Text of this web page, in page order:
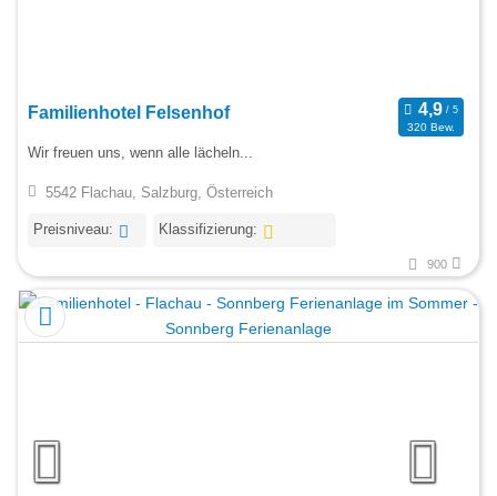
Familienhotel Felsenhof
320 Bew.
Wir freuen uns, wenn alle lächeln...
5542 Flachau, Salzburg, Österreich
Preisniveau: Klassifizierung:
900